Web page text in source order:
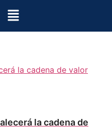
la cadena de